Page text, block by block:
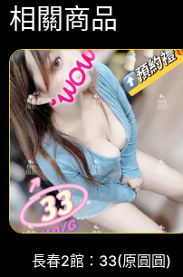
相關商品
長春2館：33(原圓圓)